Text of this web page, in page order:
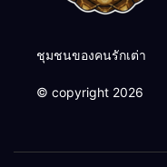
ชุมชนของคนรักเต่า
© copyright 2026